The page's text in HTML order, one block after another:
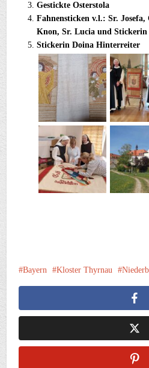
Gestickte Osterstola
Fahnensticken v.l.: Sr.
Knon, Sr. Lucia und
Stickerin Doina Hinterreiter
Bayern Kloster Thyrnau